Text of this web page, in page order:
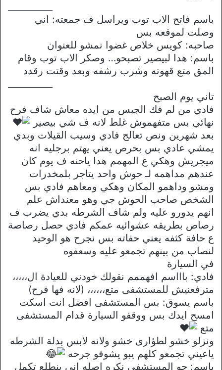
باسم فاتح الاب توب ويراسل ف جمعته: اني
وصلت لموقعه بس
صاحبه: كويس خلاص غضوا نمشو للعنوان
باسم: هدا لبيصير تصبحو… وصكر الاب توب وقام
المق متع قهوته وشرب رشفه وبعد وقتت رقدد
تاني يوم الصبح
فادي من لم فك الجبس من ايده معاش شاف فرح
نهائي بس متفهموش غلط لانه ف شي بيصير
بعد شهرين ونص تعالج فادي وسيب القيلات وبدي
يمشي عادي بس بحرص يعني يهتم برجليه انه
ميجريش وهكي ع المهمم هدا ياحنه ف يوم كان
عندهم مداهمه لـ حوش واحد يتاجر بلمخدرات
ومشو وداهمو المكان وهكي ومعاهم فادي بس
الشخص صاحب الحوش جي وهو معنداش علم
انهم يدورو عليه ولم شاف الشرطه بدي يضرب ف
رصاص بطريقه عشوائيه عمكم فادي حصل رصاصة
ع حافة كثفه يعني حفاته بس نجرح هو الوحيد
لنصاب من بينهم تجمعو عليه وسعفوه
في السيارة
فادي: باااسم افهممم نقولك خودني للعيادة ال،،،،،
مترفعنيش للمستشفى متع،،،،،، (لانه فها فرح)
باسم يسوق: بس المستشفى افضل انت اسكت
امسح ايدك بس ووقفو السيارة قدام المستشفى
متع
ونزلو خشو لطؤارى خشو ولانه لابس بدلة الشرطه
ياعيني تجمعو كلهم يبو يشوفو جرحه
باسم: جو المستشفى نكره اصله اني بنطلع تكمل